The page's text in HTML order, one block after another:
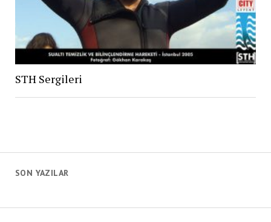
SON YAZILAR
STH Sergileri